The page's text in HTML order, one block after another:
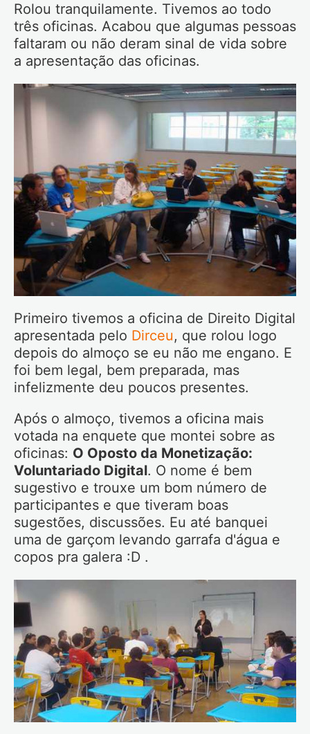
Rolou tranquilamente. Tivemos ao todo
três oficinas. Acabou que algumas pessoas
faltaram ou não deram sinal de vida sobre
a apresentação das oficinas.
Primeiro tivemos a oficina de Direito Digital
apresentada pelo Dirceu, que rolou logo
depois do almoço se eu não me engano. E
foi bem legal, bem preparada, mas
infelizmente deu poucos presentes.
Após o almoço, tivemos a oficina mais
votada na enquete que montei sobre as
oficinas: O Oposto da Monetização:
Voluntariado Digital. O nome é bem
sugestivo e trouxe um bom número de
participantes e que tiveram boas
sugestões, discussões. Eu até banquei
uma de garçom levando garrafa d'água e
copos pra galera :D .